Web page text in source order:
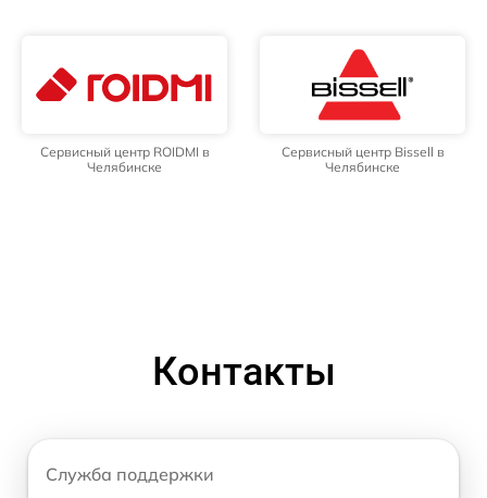
Сервисный центр ROIDMI в
Челябинске
Сервисный центр Bissell в
Челябинске
Контакты
Служба поддержки